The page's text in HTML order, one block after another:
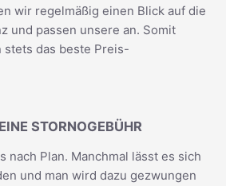
wir regelmäßig einen Blick auf die
und passen unsere an. Somit
das beste Preis-
STORNOGEBÜHR
nach Plan. Manchmal lässt es sich
und man wird dazu gezwungen